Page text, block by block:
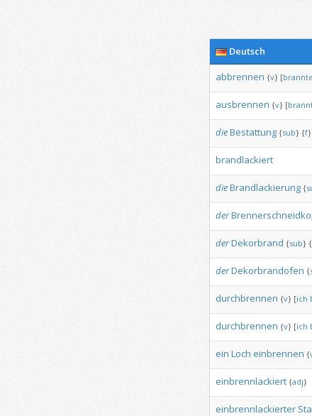
Deutsch
abbrennen {v}[brannte
ausbrennen {v}[
dieBestattung {sub} {f}
brandlackiert
dieBrandlackierung {
der
derDekorbrand {sub} {
derDekorbrandofen {
durchbrennen {v}[ich
durchbrennen {v}[ich
ein Loch einbrennen {
einbrennlackiert {adj}
einbrennlackierter